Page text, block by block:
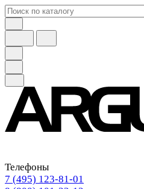
Телефоны
7 (495) 123-81-01